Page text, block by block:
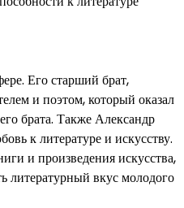
Его старший брат,
и поэтом, который оказал
брата. Также Александр
к литературе и искусству.
и произведения искусства,
литературный вкус молодого